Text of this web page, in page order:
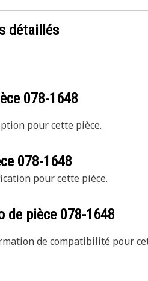
détaillés
078-1648
pour cette pièce.
078-1648
pour cette pièce.
de pièce 078-1648
de compatibilité pour